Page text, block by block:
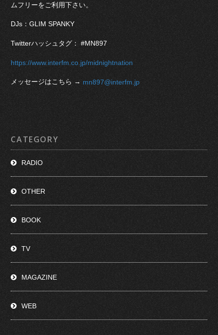
ムフリーをご利用下さい。
DJs：GLIM SPANKY
Twitterハッシュタグ： #MN897
https://www.interfm.co.jp/midnightnation
メッセージはこちら → mn897@interfm.jp
CATEGORY
RADIO
OTHER
BOOK
TV
MAGAZINE
WEB